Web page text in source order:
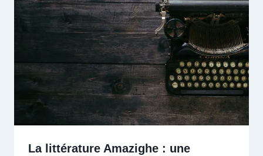
La littérature Amazighe : une